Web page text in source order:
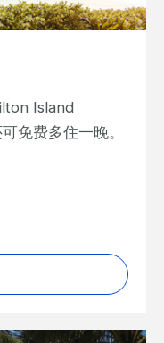
Island
免费多住一晚。